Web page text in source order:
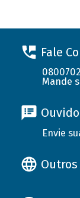
Fale
Mande
Envie